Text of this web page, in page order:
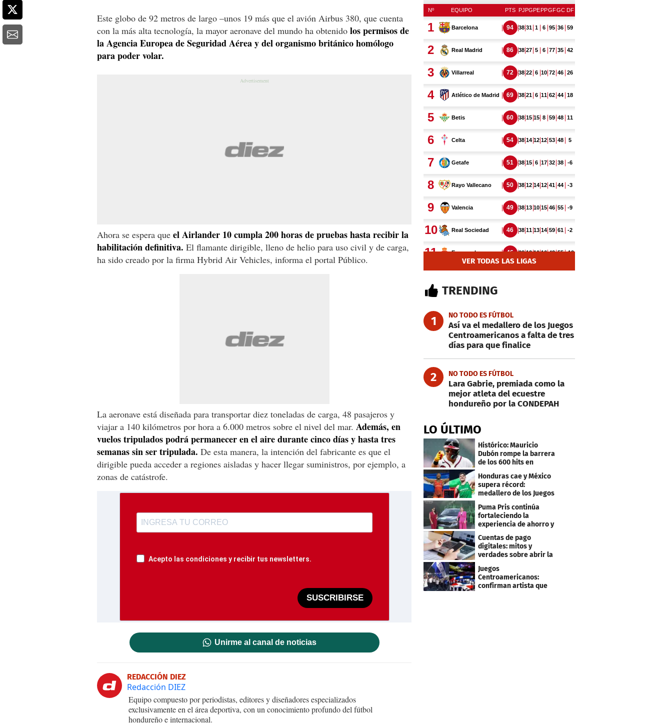
Este globo de 92 metros de largo –unos 19 más que el avión Airbus 380, que cuenta
con la más alta tecnología, la mayor aeronave del mundo ha obtenido los permisos de
la Agencia Europea de Seguridad Aérea y del organismo británico homólogo
para poder volar.
Ahora se espera que el Airlander 10 cumpla 200 horas de pruebas hasta recibir la
habilitación definitiva. El flamante dirigible, lleno de helio para uso civil y de carga,
ha sido creado por la firma Hybrid Air Vehicles, informa el portal Público.
La aeronave está diseñada para transportar diez toneladas de carga, 48 pasajeros y
viajar a 140 kilómetros por hora a 6.000 metros sobre el nivel del mar. Además, en
vuelos tripulados podrá permanecer en el aire durante cinco días y hasta tres
semanas sin ser tripulada. De esta manera, la intención del fabricante es que el
dirigible pueda acceder a regiones aisladas y hacer llegar suministros, por ejemplo, a
zonas de catástrofe.
Acepto las condiciones y recibir tus newsletters.
SUSCRIBIRSE
Unirme al canal de noticias
REDACCIÓN DIEZ
Redacción DIEZ
Equipo compuesto por periodistas, editores y diseñadores especializados
exclusivamente en el área deportiva, con un conocimiento profundo del fútbol
hondureño e internacional.
VER TODAS LAS LIGAS
TRENDING
1 NO TODO ES FÚTBOL
Así va el medallero de los Juegos
Centroamericanos a falta de tres
días para que finalice
2 NO TODO ES FÚTBOL
Lara Gabrie, premiada como la
mejor atleta del ecuestre
hondureño por la CONDEPAH
LO ÚLTIMO
Histórico: Mauricio
Dubón rompe la barrera
de los 600 hits en
Honduras cae y México
supera récord:
medallero de los Juegos
Centroamericanos
Puma Pris continúa
fortaleciendo la
experiencia de ahorro y
beneficios para sus
clientes
Cuentas de pago
digitales: mitos y
verdades sobre abrir la
Juegos
Centroamericanos:
confirman artista que